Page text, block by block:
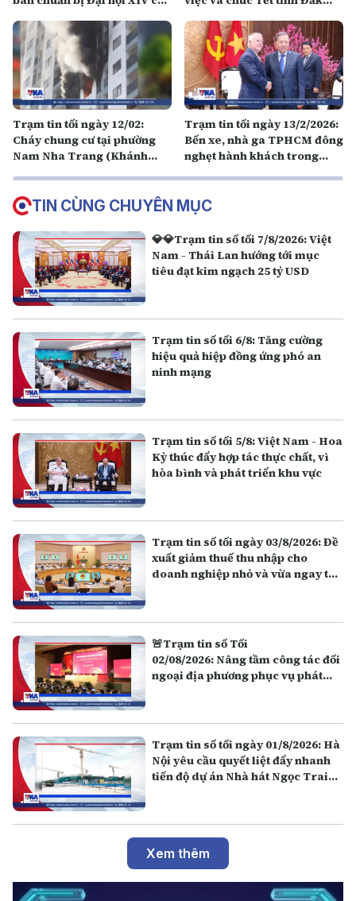
Trạm tin tối ngày 12/02:
Cháy chung cư tại phường
Nam Nha Trang (Khánh
Trạm tin tối ngày 13/2/2026:
Bến xe, nhà ga TPHCM đông
nghẹt hành khách trong
TIN CÙNG CHUYÊN MỤC
💎💎Trạm tin số tối 7/8/2026: Việt
Nam - Thái Lan hướng tới mục
tiêu đạt kim ngạch 25 tỷ USD
Trạm tin số tối 6/8: Tăng cường
hiệu quả hiệp đồng ứng phó an
ninh mạng
Trạm tin số tối 5/8: Việt Nam - Hoa
Kỳ thúc đẩy hợp tác thực chất, vì
hòa bình và phát triển khu vực
Trạm tin số tối ngày 03/8/2026: Đề
xuất giảm thuế thu nhập cho
doanh nghiệp nhỏ và vừa ngay từ
🚨Trạm tin số Tối
02/08/2026: Nâng tầm công tác đối
ngoại địa phương phục vụ phát
Trạm tin số tối ngày 01/8/2026: Hà
Nội yêu cầu quyết liệt đẩy nhanh
tiến độ dự án Nhà hát Ngọc Trai
Xem thêm